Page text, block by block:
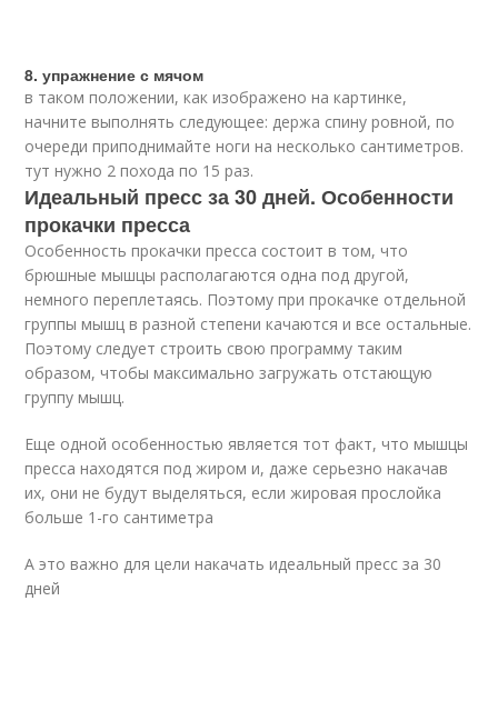
8. упражнение с мячом
в таком положении, как изображено на картинке,
начните выполнять следующее: держа спину ровной, по
очереди приподнимайте ноги на несколько сантиметров.
тут нужно 2 похода по 15 раз.
Идеальный пресс за 30 дней. Особенности
прокачки пресса
Особенность прокачки пресса состоит в том, что
брюшные мышцы располагаются одна под другой,
немного переплетаясь. Поэтому при прокачке отдельной
группы мышц в разной степени качаются и все остальные.
Поэтому следует строить свою программу таким
образом, чтобы максимально загружать отстающую
группу мышц.
Еще одной особенностью является тот факт, что мышцы
пресса находятся под жиром и, даже серьезно накачав
их, они не будут выделяться, если жировая прослойка
больше 1-го сантиметра
А это важно для цели накачать идеальный пресс за 30
дней